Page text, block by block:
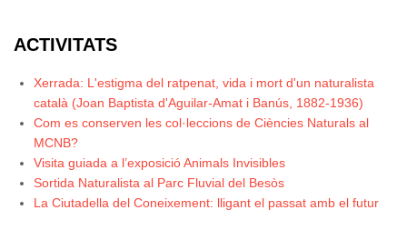
ACTIVITATS
Xerrada: L'estigma del ratpenat, vida i mort d'un naturalista
català (Joan Baptista d'Aguilar-Amat i Banús, 1882-1936)
Com es conserven les col·leccions de Ciències Naturals al
MCNB?
Visita guiada a l’exposició Animals Invisibles
Sortida Naturalista al Parc Fluvial del Besòs
La Ciutadella del Coneixement: lligant el passat amb el futur